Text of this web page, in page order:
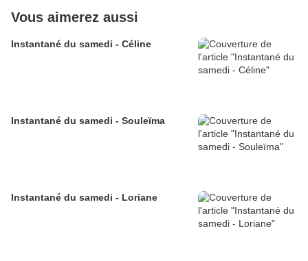
Vous aimerez aussi
Instantané du samedi - Céline
Instantané du samedi - Souleïma
Instantané du samedi - Loriane